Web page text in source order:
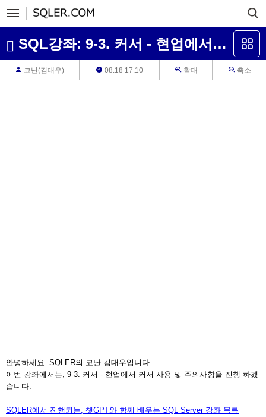
SQL강좌: 9-3. 커서 - 현업에서 커서 사용 및 주의사항
코난(김대우) 08.18 17:10 확대 축소
안녕하세요. SQLER의 코난 김대우입니다.
이번 강좌에서는, 9-3. 커서 - 현업에서 커서 사용 및 주의사항을 진행 하겠
습니다.
SQLER에서 진행되는, 챗GPT와 함께 배우는 SQL Server 강좌 목록